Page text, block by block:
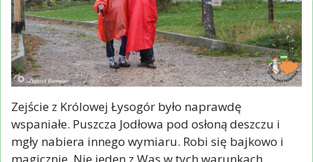
Zejście z Królowej Łysogór było naprawdę
wspaniałe. Puszcza Jodłowa pod osłoną deszczu i